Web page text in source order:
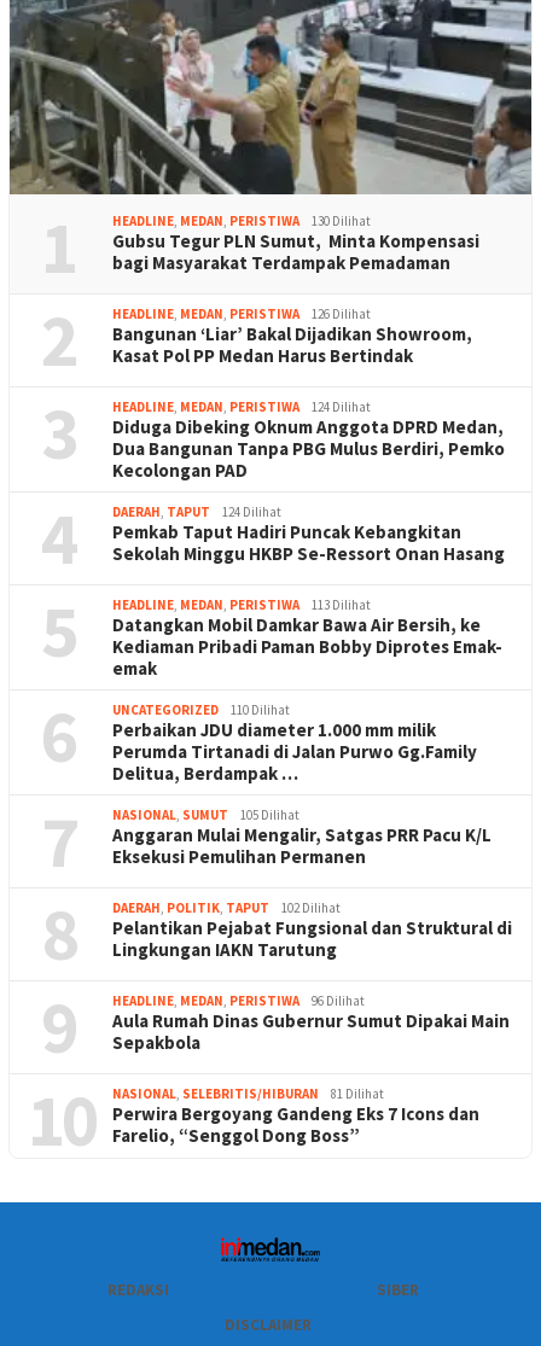
1 HEADLINE, MEDAN, PERISTIWA 130 Dilihat
Gubsu Tegur PLN Sumut, Minta Kompensasi
bagi Masyarakat Terdampak Pemadaman
2 HEADLINE, MEDAN, PERISTIWA 126 Dilihat
Bangunan ‘Liar’ Bakal Dijadikan Showroom,
Kasat Pol PP Medan Harus Bertindak
3 HEADLINE, MEDAN, PERISTIWA 124 Dilihat
Diduga Dibeking Oknum Anggota DPRD Medan,
Dua Bangunan Tanpa PBG Mulus Berdiri, Pemko
Kecolongan PAD
4 DAERAH, TAPUT 124 Dilihat
Pemkab Taput Hadiri Puncak Kebangkitan
Sekolah Minggu HKBP Se-Ressort Onan Hasang
5 HEADLINE, MEDAN, PERISTIWA 113 Dilihat
Datangkan Mobil Damkar Bawa Air Bersih, ke
Kediaman Pribadi Paman Bobby Diprotes Emak-
emak
6 UNCATEGORIZED 110 Dilihat
Perbaikan JDU diameter 1.000 mm milik
Perumda Tirtanadi di Jalan Purwo Gg.Family
Delitua, Berdampak …
7 NASIONAL, SUMUT 105 Dilihat
Anggaran Mulai Mengalir, Satgas PRR Pacu K/L
Eksekusi Pemulihan Permanen
8 DAERAH, POLITIK, TAPUT 102 Dilihat
Pelantikan Pejabat Fungsional dan Struktural di
Lingkungan IAKN Tarutung
9 HEADLINE, MEDAN, PERISTIWA 96 Dilihat
Aula Rumah Dinas Gubernur Sumut Dipakai Main
Sepakbola
10 NASIONAL, SELEBRITIS/HIBURAN 81 Dilihat
Perwira Bergoyang Gandeng Eks 7 Icons dan
Farelio, “Senggol Dong Boss”
REDAKSI
SIBER
DISCLAIMER